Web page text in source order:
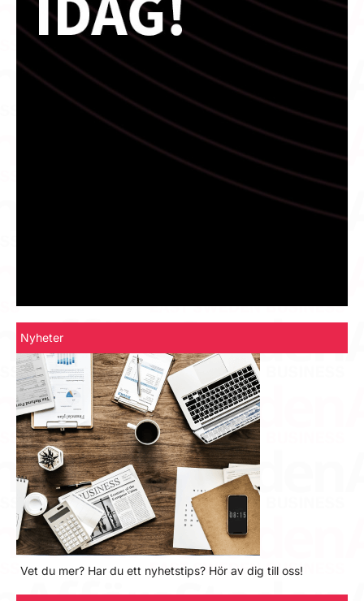
Nyheter
Vet du mer? Har du ett nyhetstips? Hör av dig till oss!